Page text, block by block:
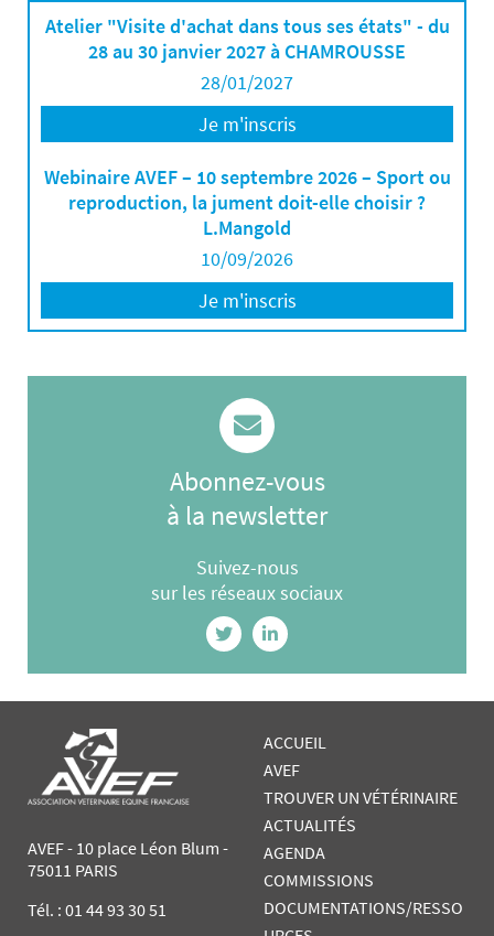
Atelier "Visite d'achat dans tous ses états" - du
28 au 30 janvier 2027 à CHAMROUSSE
28/01/2027
Je m'inscris
Webinaire AVEF – 10 septembre 2026 – Sport ou
reproduction, la jument doit-elle choisir ?
L.Mangold
10/09/2026
Je m'inscris
Abonnez-vous
à la newsletter
Suivez-nous
sur les réseaux sociaux
AVEF - 10 place Léon Blum -
75011 PARIS
Tél. : 01 44 93 30 51
ACCUEIL
AVEF
TROUVER UN VÉTÉRINAIRE
ACTUALITÉS
AGENDA
COMMISSIONS
DOCUMENTATIONS/RESSO